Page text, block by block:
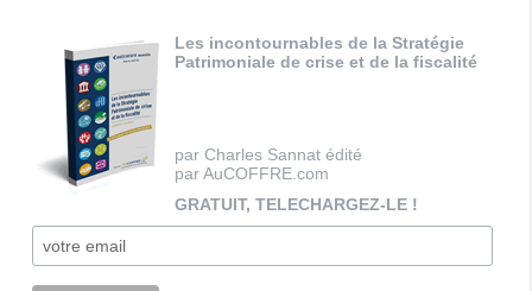
Les incontournables de la Stratégie
Patrimoniale de crise et de la fiscalité
par Charles Sannat édité
par AuCOFFRE.com
GRATUIT, TELECHARGEZ-LE !